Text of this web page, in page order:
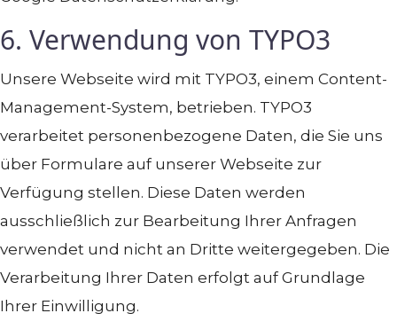
6. Verwendung von TYPO3
Unsere Webseite wird mit TYPO3, einem Content-
Management-System, betrieben. TYPO3
verarbeitet personenbezogene Daten, die Sie uns
über Formulare auf unserer Webseite zur
Verfügung stellen. Diese Daten werden
ausschließlich zur Bearbeitung Ihrer Anfragen
verwendet und nicht an Dritte weitergegeben. Die
Verarbeitung Ihrer Daten erfolgt auf Grundlage
Ihrer Einwilligung.